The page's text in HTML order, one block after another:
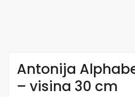
Antonija
– visina 30 cm